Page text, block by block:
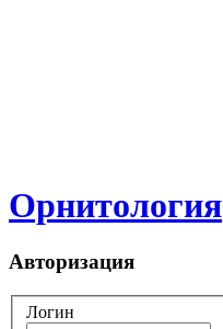
Орнитология
Авторизация
Логин